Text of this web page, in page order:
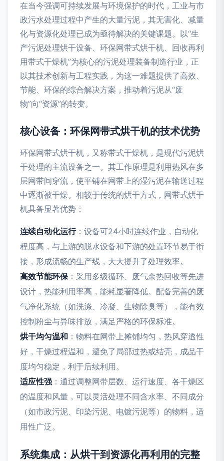
在当今强调可持续发展与环境保护的时代，工业与市
政污水处理过程中产生的大量污泥，其无害化、减量
化与资源化处理已成为亟待解决的关键课题。以“生
产污泥处理烘干设备、环保网带式烘干机、回收再利
用带式干燥机”为核心的污泥处理装备制造行业，正
以其技术创新与工程实践，为这一难题提供了高效、
节能、环保的综合解决方案，推动着污泥从“废
物”向“资源”的转变。
核心设备：环保网带式烘干机的技术优势
环保网带式烘干机，又称带式干燥机，是现代污泥烘
干处理的主流设备之一。其工作原理是利用热风在多
层网带间穿流，使平铺在网带上的湿污泥在输送过程
中逐渐被干燥。相较于传统的烘干方式，网带式烘干
机具备显著优势：
连续自动化运行：设备可24小时连续作业，自动化
程度高，与上游的脱水设备和下游的处置环节易于衔
接，形成流畅的生产线，大大提升了处理效率。
高效节能环保：采用多级循环、废气余热回收等先进
设计，热能利用率高，能耗显著降低。配备完善的废
气净化系统（如洗涤、冷凝、生物除臭等），能有效
控制粉尘与异味排放，满足严格的环保标准。
烘干均匀温和 ：物料在网带上摊铺均匀，热风穿透性
好，干燥过程温和，避免了局部过热或结壳，成品干
度均匀稳定，利于后续利用。
适应性强 ：通过调整网带层数、运行速度、各干燥区
的温度和风量，可以灵活处理不同含水率、不同成分
（如市政污泥、印染污泥、电镀污泥等）的物料，适
用性广泛。
系统集成：从烘干到资源化再利用的完整